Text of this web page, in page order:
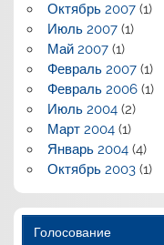
Октябрь 2007(1)
Июль 2007(1)
Май 2007(1)
Февраль 2007(1)
Февраль 2006(1)
Июль 2004(2)
Март 2004(1)
Январь 2004(4)
Октябрь 2003(1)
Голосование